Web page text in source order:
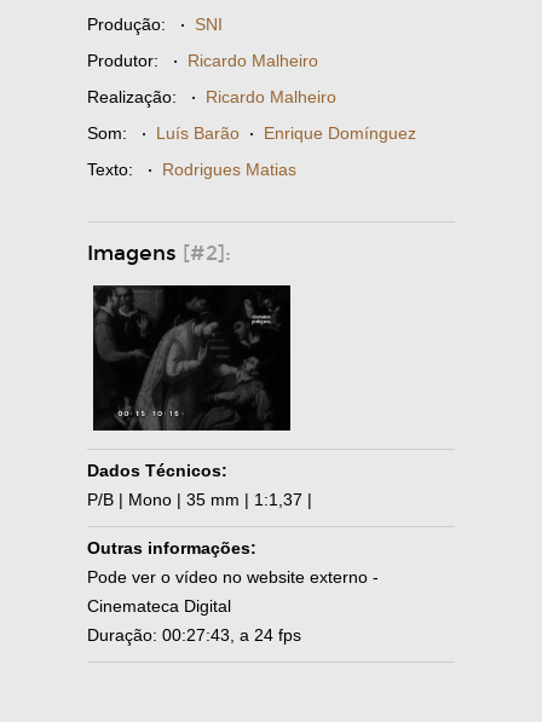
Produção: · SNI
Produtor: · Ricardo Malheiro
Realização: · Ricardo Malheiro
Som: · Luís Barão · Enrique Domínguez
Texto: · Rodrigues Matias
Imagens [#2]:
Dados Técnicos:
P/B | Mono | 35 mm | 1:1,37 |
Outras informações:
Pode ver o vídeo no website externo -
Cinemateca Digital
Duração: 00:27:43, a 24 fps